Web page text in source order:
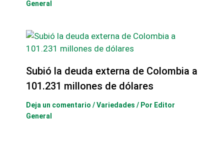
General
Subió la deuda externa de Colombia a
101.231 millones de dólares
Deja un comentario /Variedades / Por Editor
General